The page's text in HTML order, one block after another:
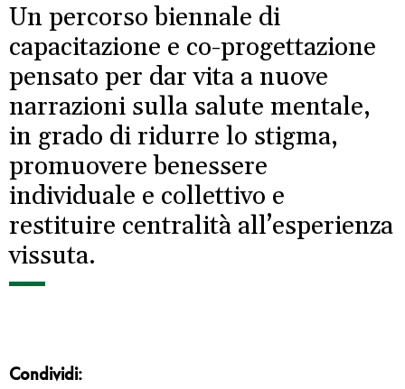
Un percorso biennale di
capacitazione e co-progettazione
pensato per dar vita a nuove
narrazioni sulla salute mentale,
in grado di ridurre lo stigma,
promuovere benessere
individuale e collettivo e
restituire centralità all’esperienza
vissuta.
Condividi: